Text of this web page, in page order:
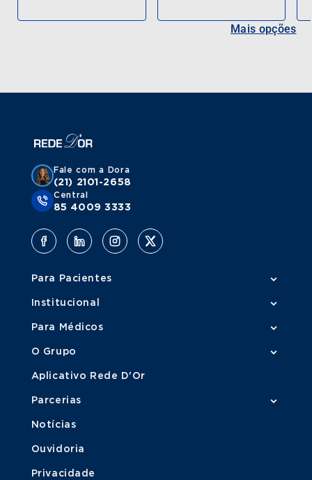
Mais opções
Fale com a Dora
(21) 2101-2658
Central
85 4009 3333
Para Pacientes
Institucional
Para Médicos
O Grupo
Aplicativo Rede D'Or
Parcerias
Notícias
Ouvidoria
Privacidade